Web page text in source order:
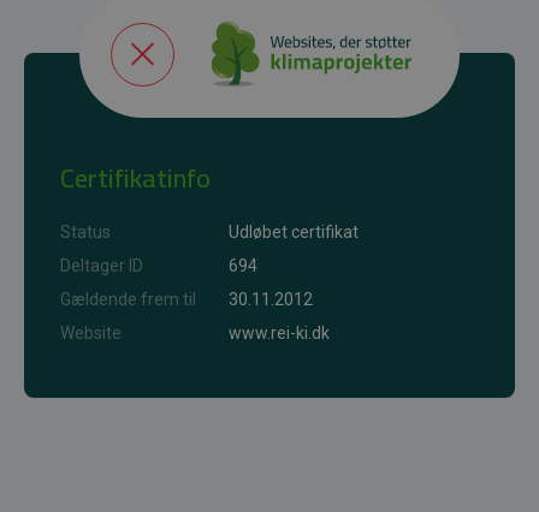
Certifikatinfo
Status
Udløbet certifikat
Deltager ID
694
Gældende frem til
30.11.2012
Website
www.rei-ki.dk